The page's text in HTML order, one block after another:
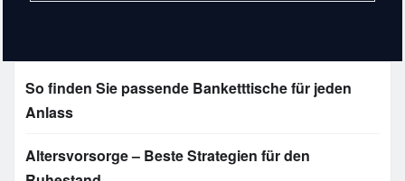
So finden Sie passende Banketttische für jeden
Anlass
Altersvorsorge – Beste Strategien für den